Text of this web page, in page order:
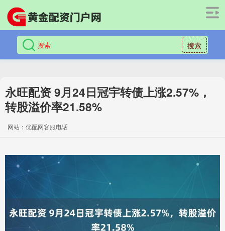
搜索
永旺配资 9月24日冠宇转债上涨2.57%，
转股溢价率21.58%
网站：优配网客服电话